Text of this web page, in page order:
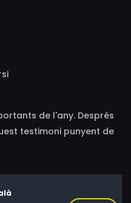
de l'any. Després
testimoni punyent de
Hassouna,
del documental al
palestina Fatima
Gaza durant la invasió